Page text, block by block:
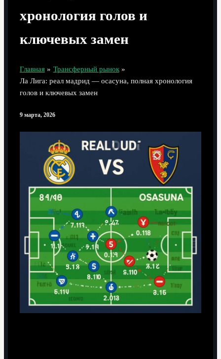
хронология голов и
ключевых замен
Главная
Трансферный рынок
Ла Лига: реал мадрид — осасуна, полная хронология
голов и ключевых замен
9 марта, 2026